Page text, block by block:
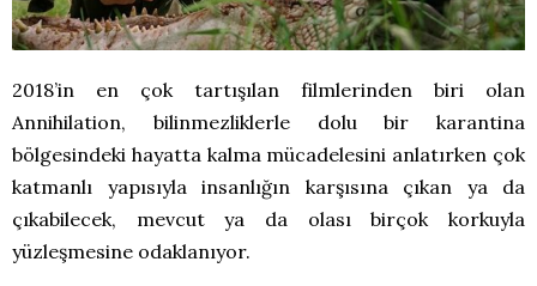
2018’in en çok tartışılan filmlerinden biri olan
Annihilation, bilinmezliklerle dolu bir karantina
bölgesindeki hayatta kalma mücadelesini anlatırken çok
katmanlı yapısıyla insanlığın karşısına çıkan ya da
çıkabilecek, mevcut ya da olası birçok korkuyla
yüzleşmesine odaklanıyor.